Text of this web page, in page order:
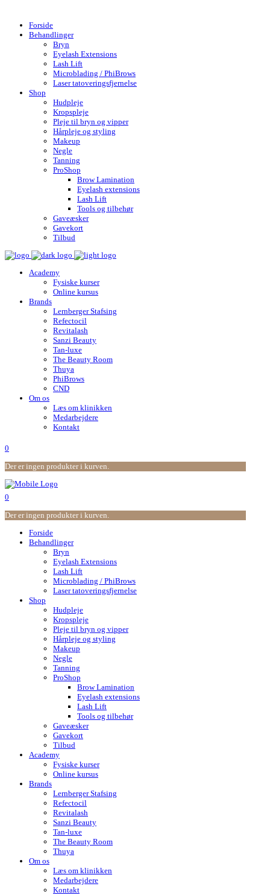
Forside
Behandlinger
Bryn
Eyelash Extensions
Lash Lift
Microblading / PhiBrows
Laser tatoveringsfjernelse
Shop
Hudpleje
Kropspleje
Pleje til bryn og vipper
Hårpleje og styling
Makeup
Negle
Tanning
ProShop
Brow Lamination
Eyelash extensions
Lash Lift
Tools og tilbehør
Gaveæsker
Gavekort
Tilbud
Academy
Fysiske kurser
Online kursus
Brands
Lernberger Stafsing
Refectocil
Revitalash
Sanzi Beauty
Tan-luxe
The Beauty Room
Thuya
PhiBrows
CND
Om os
Læs om klinikken
Medarbejdere
Kontakt
0
Der er ingen produkter i kurven.
0
Der er ingen produkter i kurven.
Forside
Behandlinger
Bryn
Eyelash Extensions
Lash Lift
Microblading / PhiBrows
Laser tatoveringsfjernelse
Shop
Hudpleje
Kropspleje
Pleje til bryn og vipper
Hårpleje og styling
Makeup
Negle
Tanning
ProShop
Brow Lamination
Eyelash extensions
Lash Lift
Tools og tilbehør
Gaveæsker
Gavekort
Tilbud
Academy
Fysiske kurser
Online kursus
Brands
Lernberger Stafsing
Refectocil
Revitalash
Sanzi Beauty
Tan-luxe
The Beauty Room
Thuya
Om os
Læs om klinikken
Medarbejdere
Kontakt